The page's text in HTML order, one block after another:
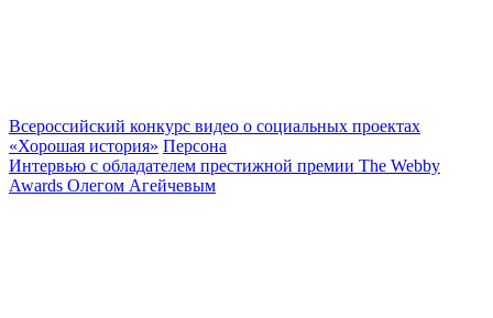
Всероссийский конкурс видео о социальных проектах
«Хорошая история» Персона
Интервью с обладателем престижной премии The Webby
Awards Олегом Агейчевым